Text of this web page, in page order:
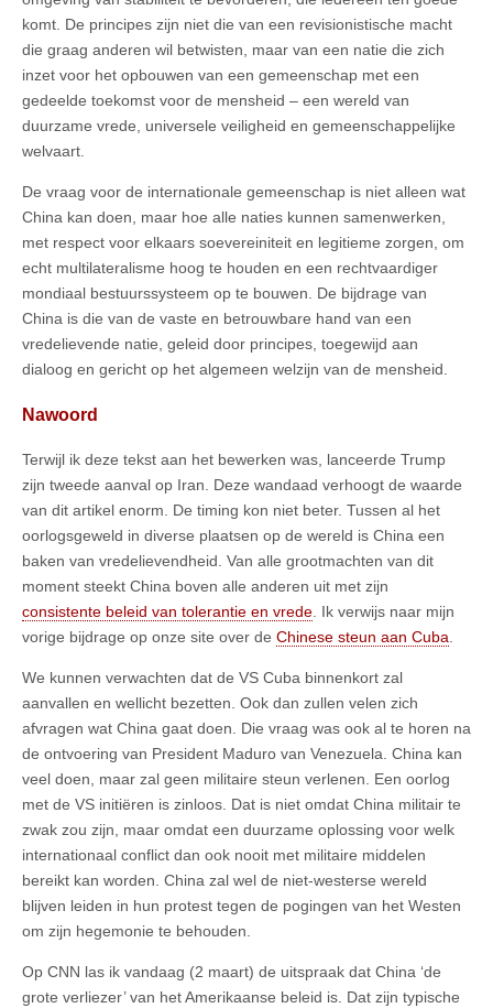
komt. De principes zijn niet die van een revisionistische macht
die graag anderen wil betwisten, maar van een natie die zich
inzet voor het opbouwen van een gemeenschap met een
gedeelde toekomst voor de mensheid – een wereld van
duurzame vrede, universele veiligheid en gemeenschappelijke
welvaart.
De vraag voor de internationale gemeenschap is niet alleen wat
China kan doen, maar hoe alle naties kunnen samenwerken,
met respect voor elkaars soevereiniteit en legitieme zorgen, om
echt multilateralisme hoog te houden en een rechtvaardiger
mondiaal bestuurssysteem op te bouwen. De bijdrage van
China is die van de vaste en betrouwbare hand van een
vredelievende natie, geleid door principes, toegewijd aan
dialoog en gericht op het algemeen welzijn van de mensheid.
Nawoord
Terwijl ik deze tekst aan het bewerken was, lanceerde Trump
zijn tweede aanval op Iran. Deze wandaad verhoogt de waarde
van dit artikel enorm. De timing kon niet beter. Tussen al het
oorlogsgeweld in diverse plaatsen op de wereld is China een
baken van vredelievendheid. Van alle grootmachten van dit
moment steekt China boven alle anderen uit met zijn
consistente beleid van tolerantie en vrede. Ik verwijs naar mijn
vorige bijdrage op onze site over de Chinese steun aan Cuba.
We kunnen verwachten dat de VS Cuba binnenkort zal
aanvallen en wellicht bezetten. Ook dan zullen velen zich
afvragen wat China gaat doen. Die vraag was ook al te horen na
de ontvoering van President Maduro van Venezuela. China kan
veel doen, maar zal geen militaire steun verlenen. Een oorlog
met de VS initiëren is zinloos. Dat is niet omdat China militair te
zwak zou zijn, maar omdat een duurzame oplossing voor welk
internationaal conflict dan ook nooit met militaire middelen
bereikt kan worden. China zal wel de niet-westerse wereld
blijven leiden in hun protest tegen de pogingen van het Westen
om zijn hegemonie te behouden.
Op CNN las ik vandaag (2 maart) de uitspraak dat China ‘de
grote verliezer’ van het Amerikaanse beleid is. Dat zijn typische